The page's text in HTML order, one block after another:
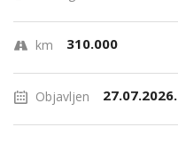
km 310.000
Objavljen 27.07.2026.